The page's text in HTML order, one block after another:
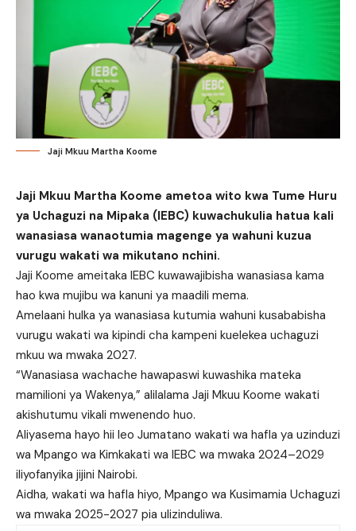
Jaji Mkuu Martha Koome
Jaji Mkuu Martha Koome ametoa wito kwa Tume Huru
ya Uchaguzi na Mipaka (IEBC) kuwachukulia hatua kali
wanasiasa wanaotumia magenge ya wahuni kuzua
vurugu wakati wa mikutano nchini.
Jaji Koome ameitaka IEBC kuwawajibisha wanasiasa kama
hao kwa mujibu wa kanuni ya maadili mema.
Amelaani hulka ya wanasiasa kutumia wahuni kusababisha
vurugu wakati wa kipindi cha kampeni kuelekea uchaguzi
mkuu wa mwaka 2027.
“Wanasiasa wachache hawapaswi kuwashika mateka
mamilioni ya Wakenya,” alilalama Jaji Mkuu Koome wakati
akishutumu vikali mwenendo huo.
Aliyasema hayo hii leo Jumatano wakati wa hafla ya uzinduzi
wa Mpango wa Kimkakati wa IEBC wa mwaka 2024–2029
iliyofanyika jijini Nairobi.
Aidha, wakati wa hafla hiyo, Mpango wa Kusimamia Uchaguzi
wa mwaka 2025-2027 pia ulizinduliwa.